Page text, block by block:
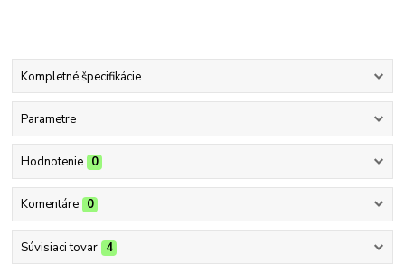
Kompletné špecifikácie
Parametre
Hodnotenie 0
Komentáre 0
Súvisiaci tovar 4